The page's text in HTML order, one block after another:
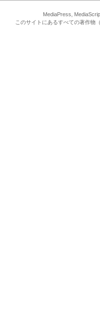
MediaPress,
このサイトにあるすべての著作物